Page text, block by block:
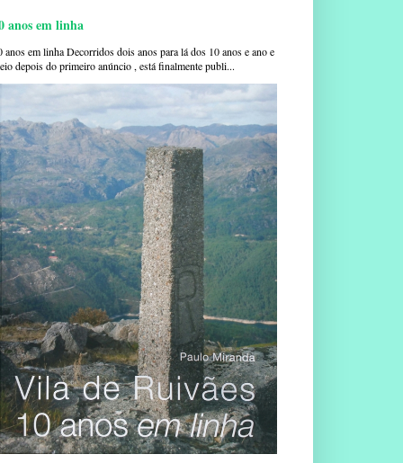
anos em linha
anos em linha Decorridos dois anos para lá dos 10 anos e ano e
depois do primeiro anúncio , está finalmente publi...